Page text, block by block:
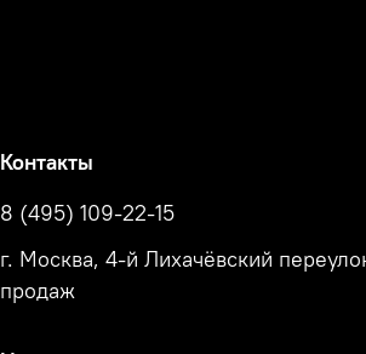
Контакты
8 (495) 109-22-15
г. Москва, 4-й Лихачёвский
продаж